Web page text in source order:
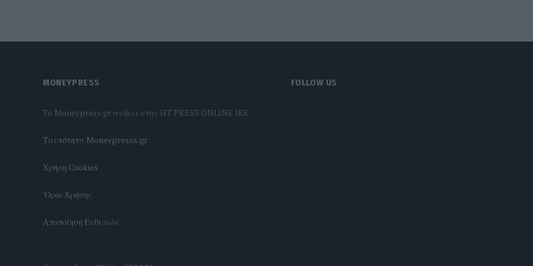
MONEYPRESS
To Moneypress.gr ανήκει στην HT PRESS ONLINE IKE
Tαυτότητα Moneypresss.gr
Χρήση Cookies
'Οροι Χρήσης
Αποποίηση Ευθυνών
FOLLOW US